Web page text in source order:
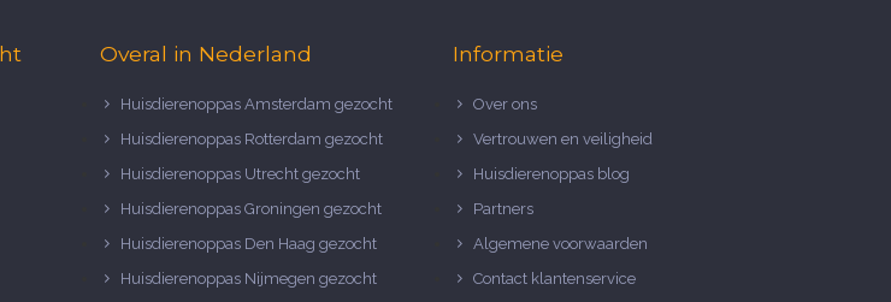
Overal in Nederland
Huisdierenoppas Amsterdam gezocht
Huisdierenoppas Rotterdam gezocht
Huisdierenoppas Utrecht gezocht
Huisdierenoppas Groningen gezocht
Huisdierenoppas Den Haag gezocht
Huisdierenoppas Nijmegen gezocht
Informatie
Over ons
Vertrouwen en veiligheid
Huisdierenoppas blog
Partners
Algemene voorwaarden
Contact klantenservice